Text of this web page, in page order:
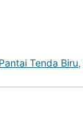
Pantai Tenda Biru,